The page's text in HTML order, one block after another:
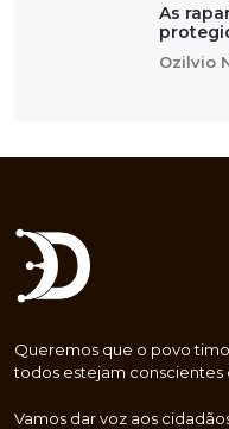
As
Ozilvio
Queremos que o povo
todos estejam conscientes
Vamos dar voz aos